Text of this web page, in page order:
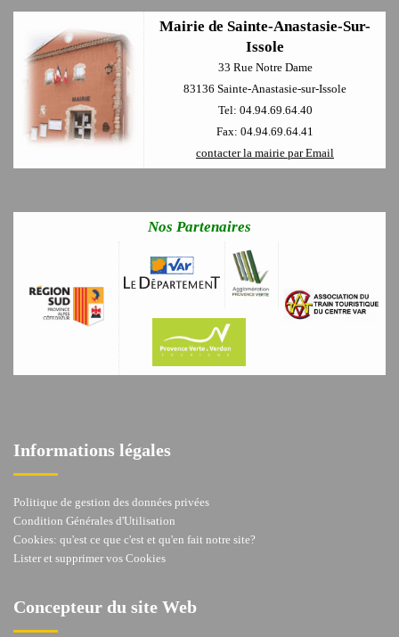
Mairie de Sainte-Anastasie-Sur-
Issole
33 Rue Notre Dame
83136 Sainte-Anastasie-sur-Issole
Tel: 04.94.69.64.40
Fax: 04.94.69.64.41
contacter la mairie par Email
Nos Partenaires
Informations légales
Politique de gestion des données privées
Condition Générales d'Utilisation
Cookies: qu'est ce que c'est et qu'en fait notre site?
Lister et supprimer vos Cookies
Concepteur du site Web